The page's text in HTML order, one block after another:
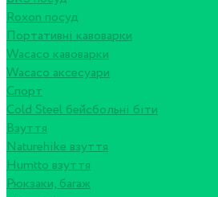
Roxon посуд
Портативні кавоварки
Wacaco кавоварки
Wacaco аксесуари
Спорт
Cold Steel бейсбольні біти
Взуття
Naturehike взуття
Humtto взуття
Рюкзаки, багаж